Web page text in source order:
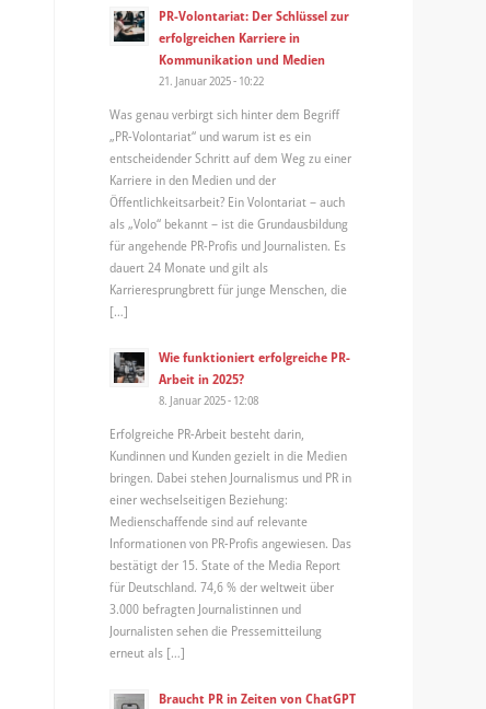
PR-Volontariat: Der Schlüssel zur
erfolgreichen Karriere in
Kommunikation und Medien
21. Januar 2025 - 10:22
Was genau verbirgt sich hinter dem Begriff
„PR-Volontariat“ und warum ist es ein
entscheidender Schritt auf dem Weg zu einer
Karriere in den Medien und der
Öffentlichkeitsarbeit? Ein Volontariat – auch
als „Volo“ bekannt – ist die Grundausbildung
für angehende PR-Profis und Journalisten. Es
dauert 24 Monate und gilt als
Karrieresprungbrett für junge Menschen, die
[…]
Wie funktioniert erfolgreiche PR-
Arbeit in 2025?
8. Januar 2025 - 12:08
Erfolgreiche PR-Arbeit besteht darin,
Kundinnen und Kunden gezielt in die Medien
bringen. Dabei stehen Journalismus und PR in
einer wechselseitigen Beziehung:
Medienschaffende sind auf relevante
Informationen von PR-Profis angewiesen. Das
bestätigt der 15. State of the Media Report
für Deutschland. 74,6 % der weltweit über
3.000 befragten Journalistinnen und
Journalisten sehen die Pressemitteilung
erneut als […]
Braucht PR in Zeiten von ChatGPT